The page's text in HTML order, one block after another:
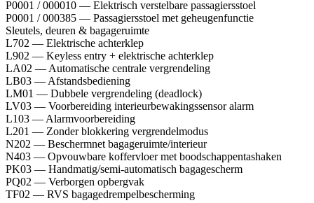
P0001 / 000010 — Elektrisch verstelbare passagiersstoel
P0001 / 000385 — Passagiersstoel met geheugenfunctie
Sleutels, deuren & bagageruimte
L702 — Elektrische achterklep
L902 — Keyless entry + elektrische achterklep
LA02 — Automatische centrale vergrendeling
LB03 — Afstandsbediening
LM01 — Dubbele vergrendeling (deadlock)
LV03 — Voorbereiding interieurbewakingssensor alarm
L103 — Alarmvoorbereiding
L201 — Zonder blokkering vergrendelmodus
N202 — Beschermnet bagageruimte/interieur
N403 — Opvouwbare koffervloer met boodschappentashaken
PK03 — Handmatig/semi-automatisch bagagescherm
PQ02 — Verborgen opbergvak
TF02 — RVS bagagedrempelbescherming